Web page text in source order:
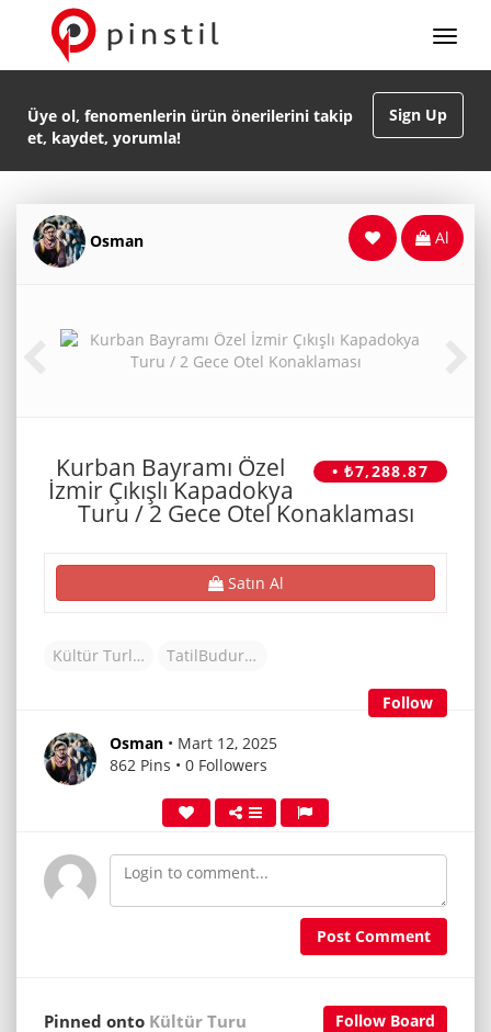
Sign Up
Üye ol, fenomenlerin ürün önerilerini takip
et, kaydet, yorumla!
Osman Al
• ₺7,288.87
Kurban Bayramı Özel
İzmir Çıkışlı Kapadokya
Turu / 2 Gece Otel Konaklaması
Satın Al
Kültür Turları TatilBudur Tur
Follow
Osman • Mart 12, 2025
862 Pins • 0 Followers
Post Comment
Follow Board
Pinned onto Kültür Turu